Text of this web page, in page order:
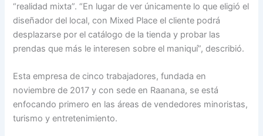
“realidad mixta”. “En lugar de ver únicamente lo que eligió el
diseñador del local, con Mixed Place el cliente podrá
desplazarse por el catálogo de la tienda y probar las
prendas que más le interesen sobre el maniquí”, describió.
Esta empresa de cinco trabajadores, fundada en
noviembre de 2017 y con sede en Raanana, se está
enfocando primero en las áreas de vendedores minoristas,
turismo y entretenimiento.